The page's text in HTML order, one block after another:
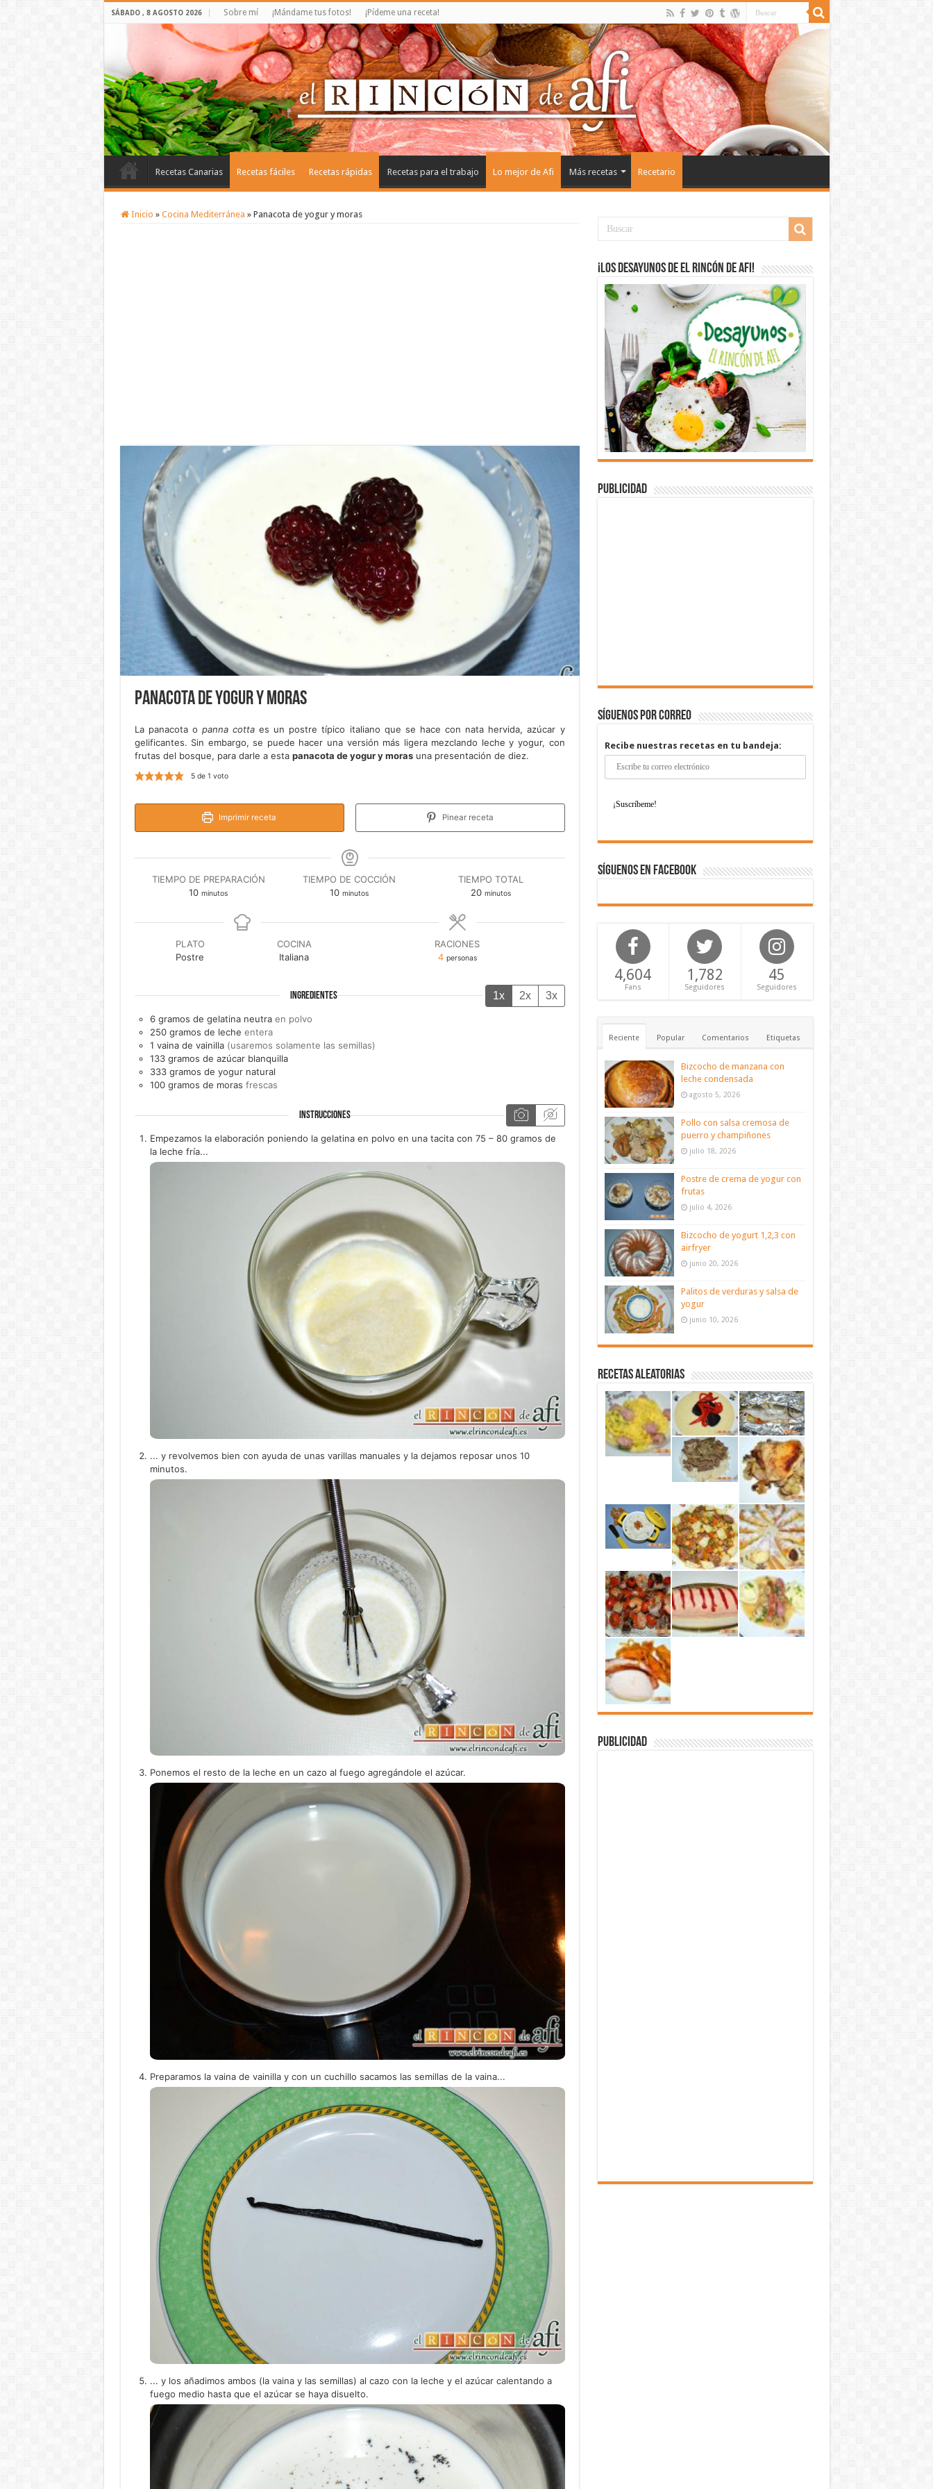
SÁBADO , 8 AGOSTO 2026 Sobre mí ¡Mándame tus fotos! ¡Pídeme una receta!
Recetas Canarias Recetas fáciles Recetas rápidas Recetas para el trabajo Lo mejor de Afi Más recetas Recetario
Inicio » Cocina Mediterránea » Panacota de yogur y moras
Panacota de yogur y moras
La panacota o panna cottaes un postre típico italiano que se hace con nata hervida, azúcar y
gelificantes. Sin embargo, se puede hacer una versión más ligera mezclando leche y yogur, con
frutas del bosque, para darle a esta panacota de yogur y morasuna presentación de diez.
5de 1 voto
Imprimir receta Pinear receta
TIEMPO DE PREPARACIÓN
10minutos
minutos
TIEMPO DE COCCIÓN
10minutos
minutos
TIEMPO TOTAL
20minutos
minutos
PLATO
Postre
COCINA
Italiana
RACIONES
4 personas
INGREDIENTES 1x 2x 3x
6 gramos de gelatina neutra en polvo
250 gramos de leche entera
1 vaina de vainilla (usaremos solamente las semillas)
133 gramos de azúcar blanquilla
333 gramos de yogur natural
100 gramos de moras frescas
INSTRUCCIONES
Empezamos la elaboración poniendo la gelatina en polvo en una tacita con 75 – 80 gramos de
la leche fría...
... y revolvemos bien con ayuda de unas varillas manuales y la dejamos reposar unos 10
minutos.
Ponemos el resto de la leche en un cazo al fuego agregándole el azúcar.
Preparamos la vaina de vainilla y con un cuchillo sacamos las semillas de la vaina...
... y los añadimos ambos (la vaina y las semillas) al cazo con la leche y el azúcar calentando a
fuego medio hasta que el azúcar se haya disuelto.
¡Los desayunos de El Rincón de Afi!
Publicidad
Síguenos por correo
Recibe nuestras recetas en tu bandeja:
Síguenos en Facebook
4,604
Fans
1,782
Seguidores
45
Seguidores
Reciente Popular Comentarios Etiquetas
Bizcocho de manzana con
leche condensada
agosto 5, 2026
Pollo con salsa cremosa de
puerro y champiñones
julio 18, 2026
Postre de crema de yogur con
frutas
julio 4, 2026
Bizcocho de yogurt 1,2,3 con
airfryer
junio 20, 2026
Palitos de verduras y salsa de
yogur
junio 10, 2026
Recetas aleatorias
Publicidad